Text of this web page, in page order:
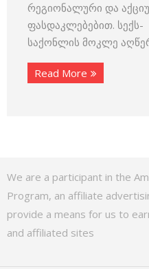
რეგიონალური და
ფასდაკლებებით. სექს-
საქონლის მოკლე
Read More
We are a participant in the
Program, an affiliate
provide a means for us to
and affiliated sites